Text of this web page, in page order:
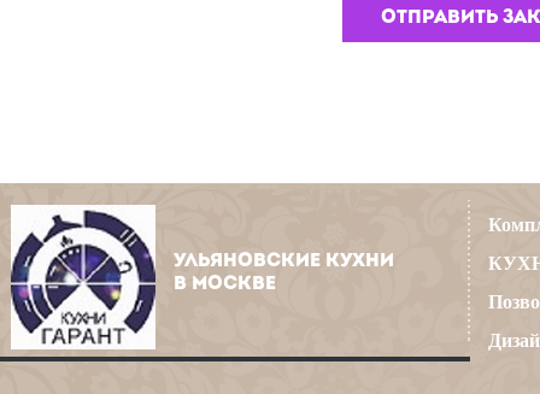
УЛЬЯНОВСКИЕ КУХНИ
В МОСКВЕ